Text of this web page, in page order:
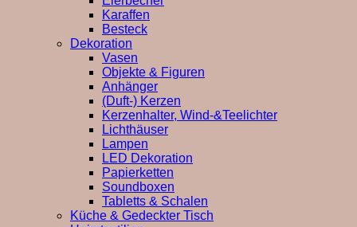
Karaffen
Besteck
Dekoration
Vasen
Objekte & Figuren
Anhänger
(Duft-) Kerzen
Kerzenhalter, Wind-&Teelichter
Lichthäuser
Lampen
LED Dekoration
Papierketten
Soundboxen
Tabletts & Schalen
Küche & Gedeckter Tisch